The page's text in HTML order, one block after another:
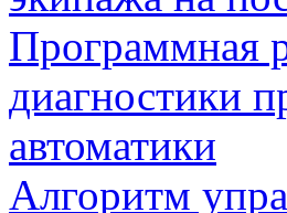
Программная
диагностики
автоматики
Алгоритм